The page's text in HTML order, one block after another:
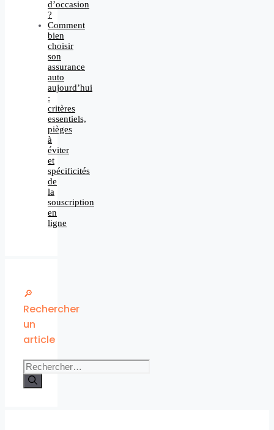
d’occasion
?
Comment
bien
choisir
son
assurance
auto
aujourd’hui
:
critères
essentiels,
pièges
à
éviter
et
spécificités
de
la
souscription
en
ligne
🔎
Rechercher
un
article
Rechercher :